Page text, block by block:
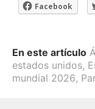
Facebook
En este artículo
estados unidos,
mundial 2026,